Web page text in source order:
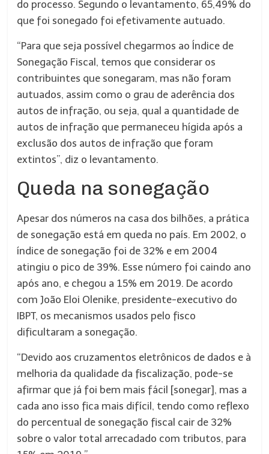
do processo. Segundo o levantamento, 65,49% do
que foi sonegado foi efetivamente autuado.
“Para que seja possível chegarmos ao Índice de
Sonegação Fiscal, temos que considerar os
contribuintes que sonegaram, mas não foram
autuados, assim como o grau de aderência dos
autos de infração, ou seja, qual a quantidade de
autos de infração que permaneceu hígida após a
exclusão dos autos de infração que foram
extintos”, diz o levantamento.
Queda na sonegação
Apesar dos números na casa dos bilhões, a prática
de sonegação está em queda no país. Em 2002, o
índice de sonegação foi de 32% e em 2004
atingiu o pico de 39%. Esse número foi caindo ano
após ano, e chegou a 15% em 2019. De acordo
com João Eloi Olenike, presidente-executivo do
IBPT, os mecanismos usados pelo fisco
dificultaram a sonegação.
“Devido aos cruzamentos eletrônicos de dados e à
melhoria da qualidade da fiscalização, pode-se
afirmar que já foi bem mais fácil [sonegar], mas a
cada ano isso fica mais difícil, tendo como reflexo
do percentual de sonegação fiscal cair de 32%
sobre o valor total arrecadado com tributos, para